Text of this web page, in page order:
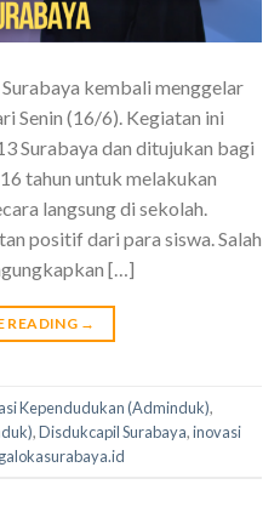
kembali menggelar
Senin (16/6). Kegiatan ini
Surabaya dan ditujukan bagi
tahun untuk melakukan
langsung di sekolah.
positif dari para siswa. Salah
[…]
READING →
Kependudukan (Adminduk),
,Disdukcapil Surabaya,inovasi